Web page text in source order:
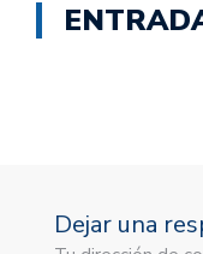
Dejar una